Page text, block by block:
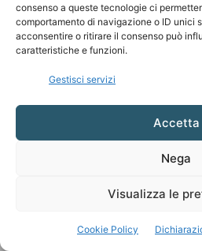
consenso a queste tecnologie ci
comportamento di navigazione o ID unici
acconsentire o ritirare il consenso può
caratteristiche e funzioni.
Gestisci servizi
Accetta
Nega
Visualizza le
Cookie Policy